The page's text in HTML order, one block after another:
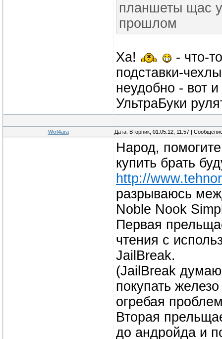
планшеты щас
прошлом
Ха!
- что-
подставки-
неудобно - вот
УльтраБуки
Wol4ara Дата: Вторник, 01.05.12, 11:57 |
Народ,
купить брать
http://
разрываюсь
Noble Nook
Первая
чтения с
JailBreak.
(JailBreak
покупать
огребая
Вторая
до андройда и